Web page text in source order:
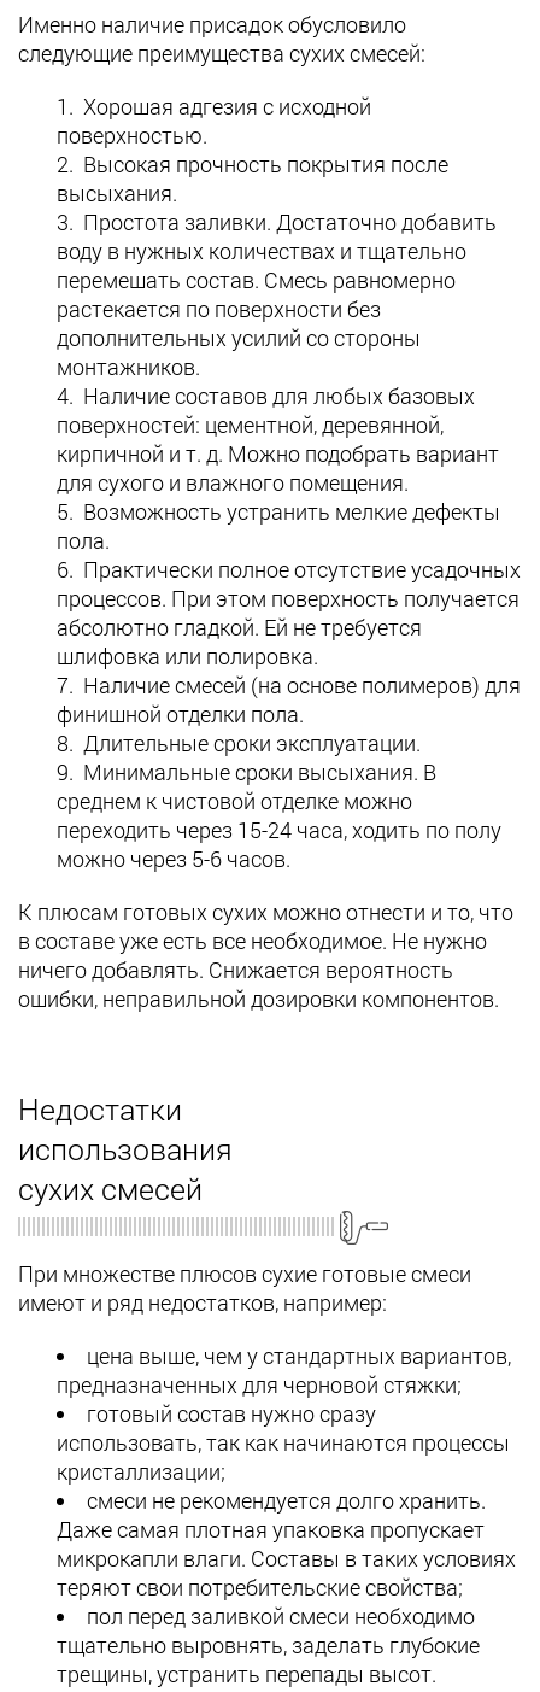
Именно наличие присадок обусловило
следующие преимущества сухих смесей:
Хорошая адгезия с исходной
поверхностью.
Высокая прочность покрытия после
высыхания.
Простота заливки. Достаточно добавить
воду в нужных количествах и тщательно
перемешать состав. Смесь равномерно
растекается по поверхности без
дополнительных усилий со стороны
монтажников.
Наличие составов для любых базовых
поверхностей: цементной, деревянной,
кирпичной и т. д. Можно подобрать вариант
для сухого и влажного помещения.
Возможность устранить мелкие дефекты
пола.
Практически полное отсутствие усадочных
процессов. При этом поверхность получается
абсолютно гладкой. Ей не требуется
шлифовка или полировка.
Наличие смесей (на основе полимеров) для
финишной отделки пола.
Длительные сроки эксплуатации.
Минимальные сроки высыхания. В
среднем к чистовой отделке можно
переходить через 15-24 часа, ходить по полу
можно через 5-6 часов.
К плюсам готовых сухих можно отнести и то, что
в составе уже есть все необходимое. Не нужно
ничего добавлять. Снижается вероятность
ошибки, неправильной дозировки компонентов.
Недостатки
использования
сухих смесей
При множестве плюсов сухие готовые смеси
имеют и ряд недостатков, например:
цена выше, чем у стандартных вариантов,
предназначенных для черновой стяжки;
готовый состав нужно сразу
использовать, так как начинаются процессы
кристаллизации;
смеси не рекомендуется долго хранить.
Даже самая плотная упаковка пропускает
микрокапли влаги. Составы в таких условиях
теряют свои потребительские свойства;
пол перед заливкой смеси необходимо
тщательно выровнять, заделать глубокие
трещины, устранить перепады высот.